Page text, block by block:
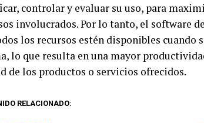
controlar y evaluar su uso, para
involucrados. Por lo tanto, el software
los recursos estén disponibles cuando
lo que resulta en una mayor
de los productos o servicios ofrecidos.
RELACIONADO: